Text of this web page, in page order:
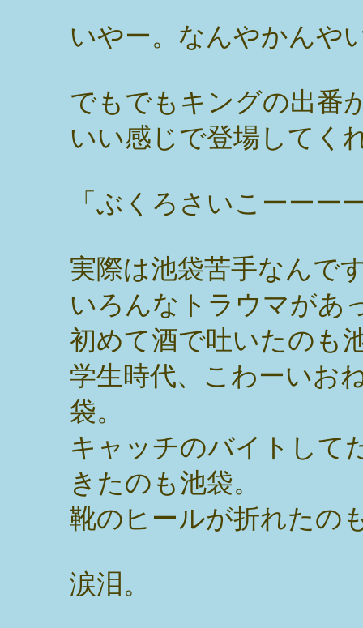
いやー。なんやかんや
でもでもキングの出番
いい感じで登場してく
「ぶくろさいこーーー
実際は池袋苦手なんで
いろんなトラウマがあ
初めて酒で吐いたのも
学生時代、こわーいお
袋。
キャッチのバイトして
きたのも池袋。
靴のヒールが折れたの
涙泪。